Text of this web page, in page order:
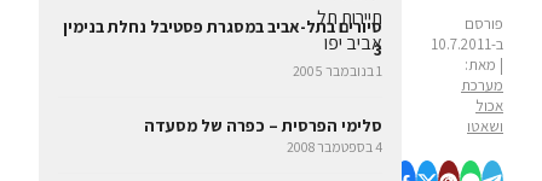
פורסם
ב-10.7.2011
| מאת:
מערכת
אכול
ושאטו
סיורים בתל-אביב במסגרת פסטיבל נחלת בנימין
3
1 בנובמבר 2005
סלימי הפרסית – כפרה של מסעדה
4 בספטמבר 2008